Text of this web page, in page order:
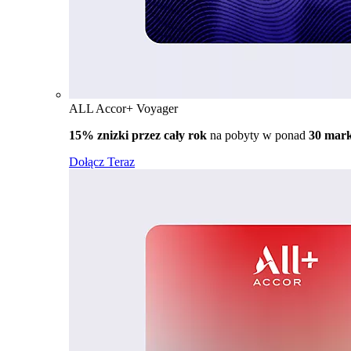
ALL Accor+ Voyager
15% znizki przez cały rok na pobyty w ponad 30
Dołącz Teraz